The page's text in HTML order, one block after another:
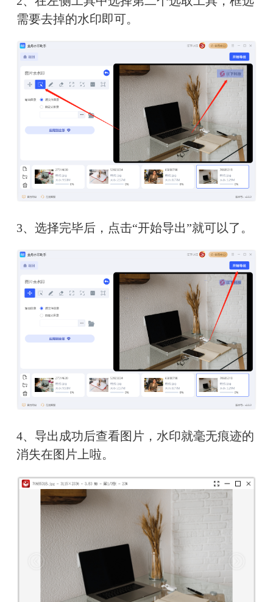
需要去掉的水印即可。
3、选择完毕后，点击“开始导出”就可以了。
4、导出成功后查看图片，水印就毫无痕迹的
消失在图片上啦。